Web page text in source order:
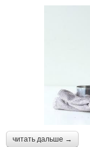
читать дальше →